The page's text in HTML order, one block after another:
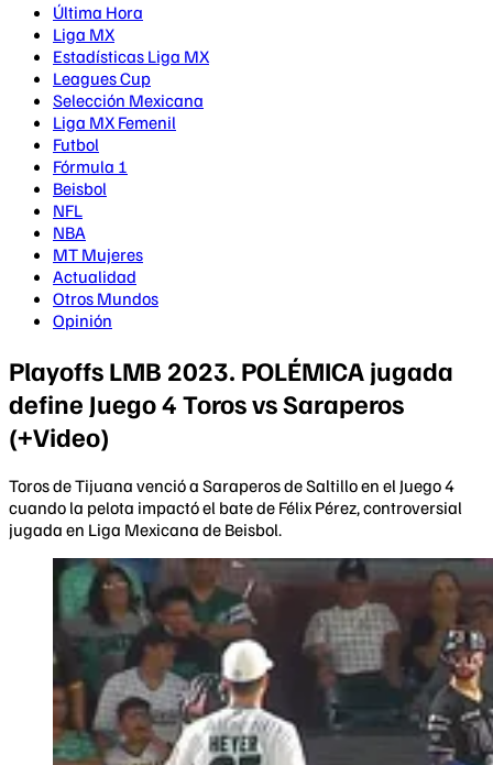
Última Hora
Liga MX
Estadísticas Liga MX
Leagues Cup
Selección Mexicana
Liga MX Femenil
Futbol
Fórmula 1
Beisbol
NFL
NBA
MT Mujeres
Actualidad
Otros Mundos
Opinión
Playoffs LMB 2023. POLÉMICA jugada
define Juego 4 Toros vs Saraperos
(+Video)
Toros de Tijuana venció a Saraperos de Saltillo en el Juego 4
cuando la pelota impactó el bate de Félix Pérez, controversial
jugada en Liga Mexicana de Beisbol.